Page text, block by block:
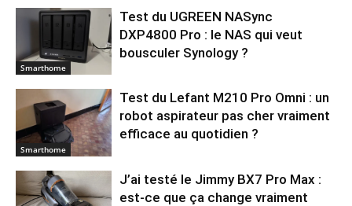
Smarthome
Test du UGREEN NASync
DXP4800 Pro : le NAS qui veut
bousculer Synology ?
Smarthome
Test du Lefant M210 Pro Omni : un
robot aspirateur pas cher vraiment
efficace au quotidien ?
J’ai testé le Jimmy BX7 Pro Max :
est-ce que ça change vraiment